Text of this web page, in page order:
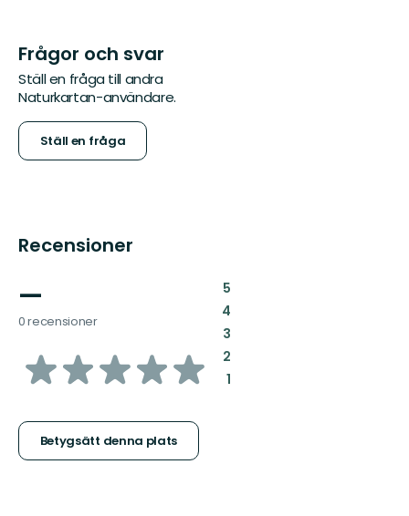
Frågor och svar
Ställ en fråga till andra
Naturkartan-användare.
Ställ en fråga
Recensioner
—
0 recensioner
av
stjärnor
Betygsätt denna plats
5:
4:
3:
2:
1: